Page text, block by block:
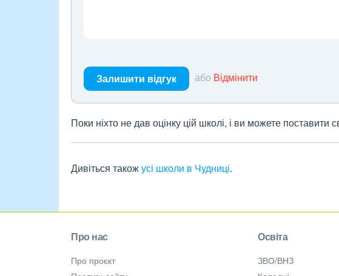
Залишити відгук або Відмінити
Поки ніхто не дав оцінку цій школі, і ви можете поставити
Дивіться такожусі школи в Чудниці.
Про нас
Про проєкт
Освіта
ЗВО/ВНЗ